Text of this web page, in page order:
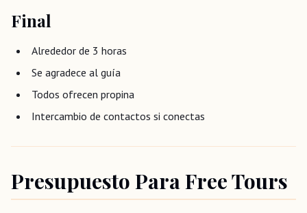
Final
Alrededor de 3 horas
Se agradece al guía
Todos ofrecen propina
Intercambio de contactos si conectas
Presupuesto Para Free Tours